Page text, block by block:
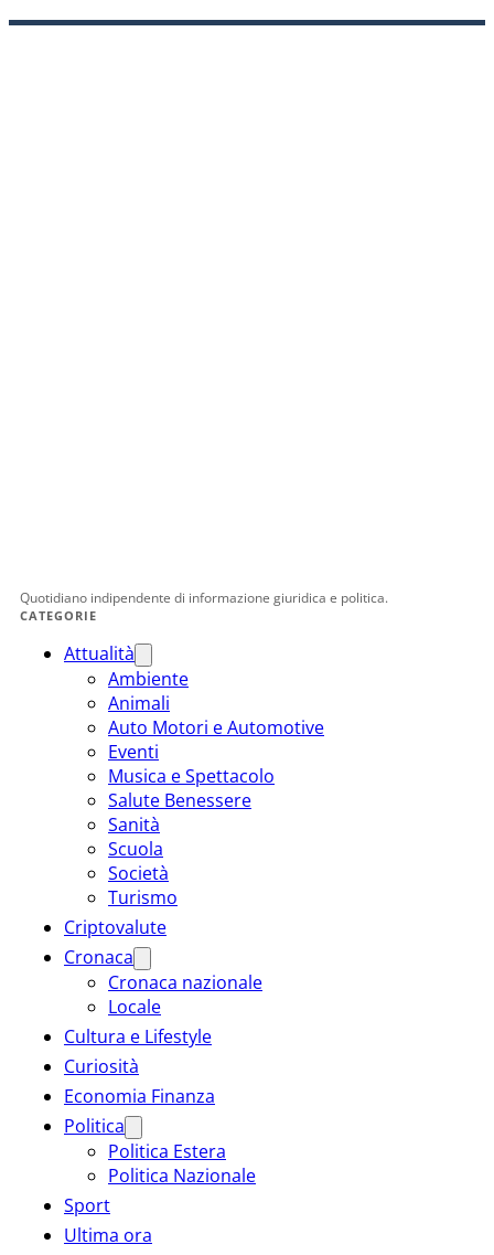
Quotidiano indipendente di informazione giuridica e politica.
CATEGORIE
Attualità
Ambiente
Animali
Auto Motori e Automotive
Eventi
Musica e Spettacolo
Salute Benessere
Sanità
Scuola
Società
Turismo
Criptovalute
Cronaca
Cronaca nazionale
Locale
Cultura e Lifestyle
Curiosità
Economia Finanza
Politica
Politica Estera
Politica Nazionale
Sport
Ultima ora